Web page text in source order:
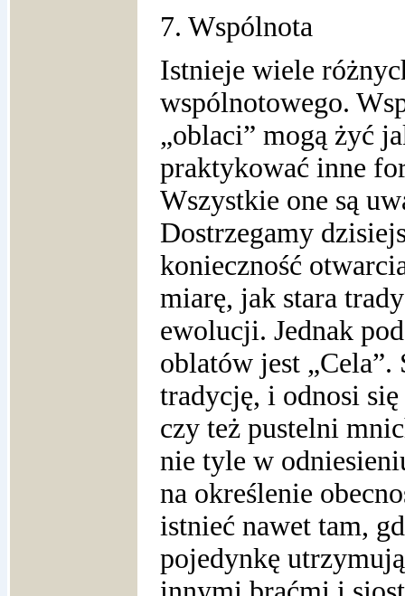
7. Wspólnota
Istnieje wiele
wspólnotowego.
„oblaci” mogą żyć
praktykować inne
Wszystkie one są
Dostrzegamy
konieczność
miarę, jak stara
ewolucji. Jednak
oblatów jest „Cela”.
tradycję, i odnosi
czy też pustelni
nie tyle w
na określenie
istnieć nawet tam,
pojedynkę